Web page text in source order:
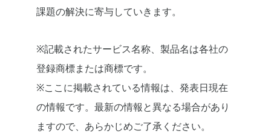
課題の解決に寄与していきます。
※記載されたサービス名称、製品名は各社の
登録商標または商標です。
※ここに掲載されている情報は、発表日現在
の情報です。最新の情報と異なる場合があり
ますので、あらかじめご了承ください。